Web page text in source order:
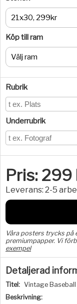
21x30, 299kr
Köp till ram
Välj ram
Rubrik
Underrubrik
Pris: 299
Leverans: 2-5
Våra posters trycks
premiumpapper. Vi
exempel
Detaljerad
Titel: Vintage
Beskrivning: